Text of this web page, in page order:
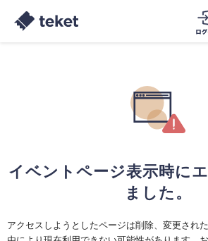
イベントページ表示時に
ました。
アクセスしようとしたページは削除、変更され